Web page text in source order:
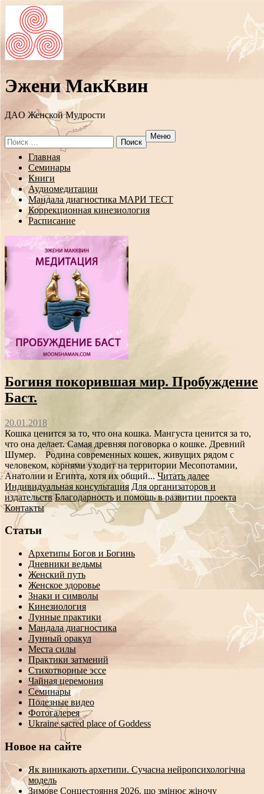
Эжени МакКвин
ДAO Женской Мудрости
Search
for:
Меню
Перейти
содержанию
Главная
Семинары
Книги
Аудиомедитации
Мандала диагностика МАРИ ТЕСТ
Коррекционная кинезиология
Расписание
Богиня покорившая мир. Пробуждение
Баст.
20.01.2018
Кошка ценится за то, что она кошка. Мангуста ценится за то,
что она делает. Самая древняя поговорка о кошке. Древний
Шумер. Родина современных кошек, живущих рядом с
человеком, корнями уходит на территории Месопотамии,
Анатолии и Египта, хотя их общий...Читать далее
Индивидуальная консультация Для организаторов и
издательств Благодарность и помощь в развитии проекта
Контакты
Статьи
Архетипы Богов и Богинь
Дневники ведьмы
Женский путь
Женское здоровье
Знаки и символы
Кинезиология
Лунные практики
Мандала диагностика
Лунный оракул
Места силы
Практики затмений
Стихотворные эссе
Чайная церемония
Семинары
Полезные видео
Фотогалерея
Ukraine sacred place of Goddess
Новое на сайте
Як виникають архетипи. Сучасна нейропсихологічна
модель
Зимове Сонцестояння 2026, що змінює жіночу